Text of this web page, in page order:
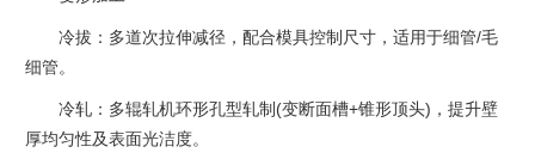
‌冷拔‌：多道次拉伸减径，配合模具控制尺寸，适用于细管/毛
细管。
‌冷轧‌：多辊轧机环形孔型轧制(变断面槽+锥形顶头)，提升壁
厚均匀性及表面光洁度。